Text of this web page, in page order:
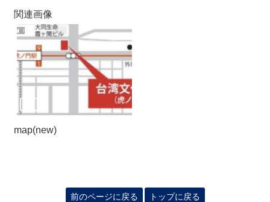
関連画像
map(new)
前のページに戻る トップに戻る